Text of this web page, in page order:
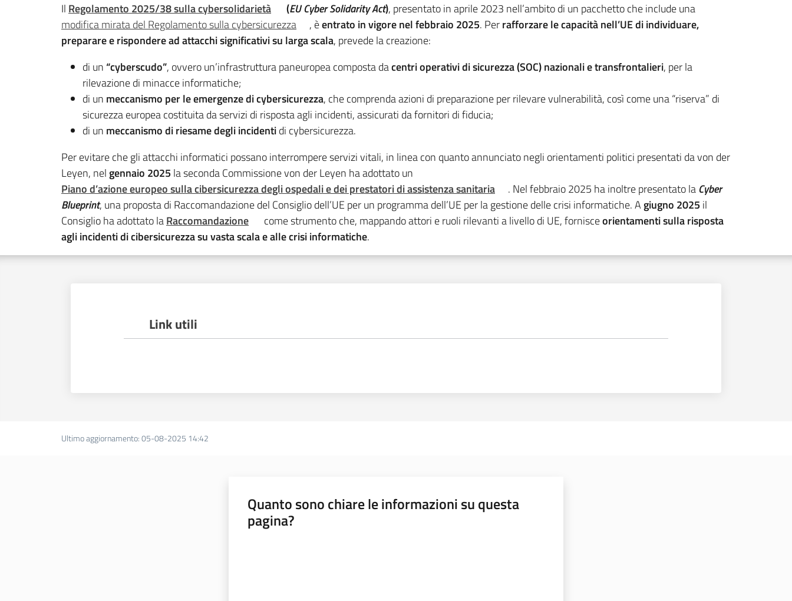
Il Regolamento 2025/38 sulla cybersolidarietà (EU Cyber Solidarity Act), presentato in aprile 2023 nell’ambito di un pacchetto che include una
modifica mirata del Regolamento sulla cybersicurezza
, èentrato in vigore nel febbraio 2025. Perrafforzare le capacità nell’UE di individuare,
preparare e rispondere ad attacchi significativi su larga scala, prevede la creazione:
di un “cyberscudo”, ovvero un’infrastruttura paneuropea composta dacentri operativi di sicurezza (SOC) nazionali e transfrontalieri, per la
rilevazione di minacce informatiche;
di un meccanismo per le emergenze di cybersicurezza, che comprenda azioni di preparazione per rilevare vulnerabilità, così come una “riserva” di
sicurezza europea costituita da servizi di risposta agli incidenti, assicurati da fornitori di fiducia;
di un meccanismo di riesame degli incidentidi cybersicurezza.
Per evitare che gli attacchi informatici possano interrompere servizi vitali, in linea con quanto annunciato negli orientamenti politici presentati da von der
Leyen, nel gennaio 2025 la seconda Commissione von der Leyen ha adottato un
Piano d’azione europeo sulla cibersicurezza degli ospedali e dei prestatori di assistenza sanitaria
. Nel febbraio 2025 ha inoltre presentato la Cyber
Blueprint, una proposta di Raccomandazione del Consiglio dell’UE per un programma dell’UE per la gestione delle crisi informatiche. A giugno 2025 il
Consiglio ha adottato laRaccomandazione come strumento che, mappando attori e ruoli rilevanti a livello di UE, fornisceorientamenti sulla risposta
agli incidenti di cibersicurezza su vasta scala e alle crisi informatiche.
Link utili
Ultimo aggiornamento:05-08-2025 14:42
Quanto sono chiare le informazioni su questa
pagina?